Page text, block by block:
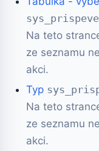
Na teto
ze seznamu
akci.
Typ
Na teto
ze seznamu
akci.